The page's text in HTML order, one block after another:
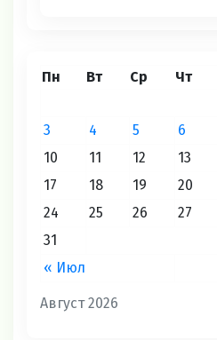
Август 2026
Пн Вт Ср Чт
« Июл
3
4 5 6
10
11 12 13
17
18 19 20
24
25 26 27
31